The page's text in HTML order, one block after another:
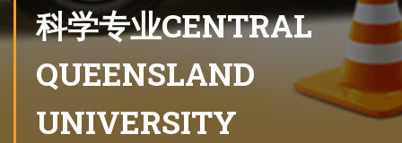
科学专业CENTRAL
QUEENSLAND
UNIVERSITY